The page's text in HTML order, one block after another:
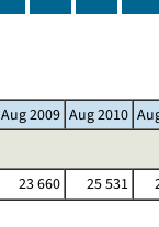
Aug 2009 Aug 2010
23 660 25 531